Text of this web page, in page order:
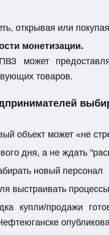
открывая или
монетизации.
может
товаров.
объект может «не
дня, а не ждать
новый персонал
выстраивать
купли/продажи